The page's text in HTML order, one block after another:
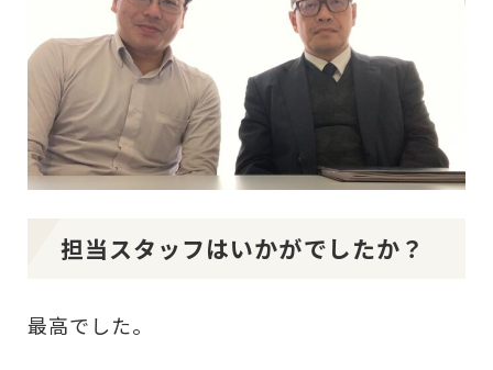
担当スタッフはいかがでしたか？
最高でした。